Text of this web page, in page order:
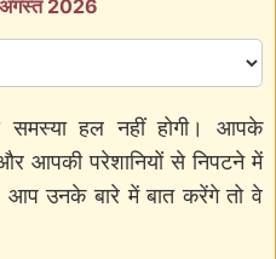
अगस्त 2026
समस्या हल नहीं होगी। आपके
आपकी परेशानियों से निपटने में
उनके बारे में बात करेंगे तो वे